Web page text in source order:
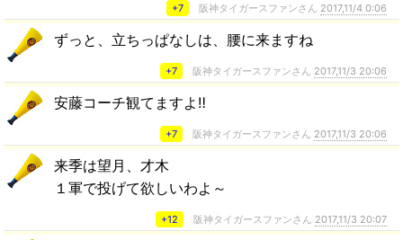
+7 阪神タイガースファンさん 2017,11/4 0:06
ずっと、立ちっぱなしは、腰に来ますね
+7 阪神タイガースファンさん 2017,11/3 20:06
安藤コーチ観てますよ‼️
+7 阪神タイガースファンさん 2017,11/3 20:06
来季は望月、才木
１軍で投げて欲しいわよ～
+12 阪神タイガースファンさん 2017,11/3 20:07